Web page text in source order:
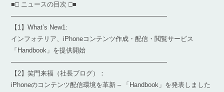
■□ ニュースの目次 □■
————————————————————————
【1】What’s New1:
インフォテリア、iPhoneコンテンツ作成・配信・閲覧サービス
「Handbook」を提供開始
————————————————————————
【2】笑門来福（社長ブログ）：
iPhoneのコンテンツ配信環境を革新 – 「Handbook」を発表しました